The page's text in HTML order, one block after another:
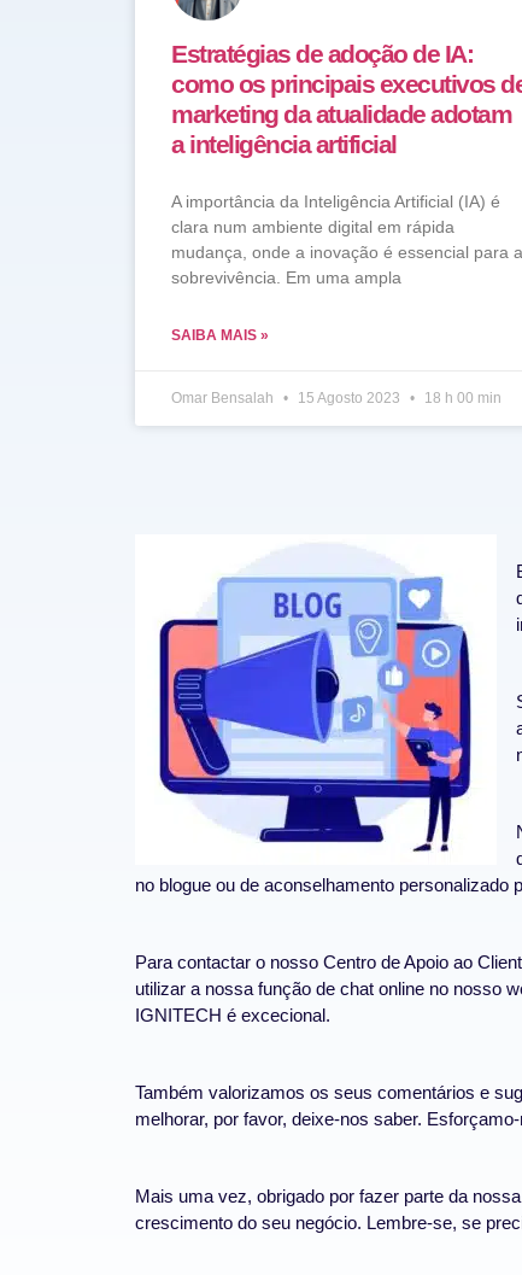
Estratégias de adoção de IA:
como os principais executivos
marketing da atualidade adotam
a inteligência artificial
A importância da Inteligência Artificial (IA) é
clara num ambiente digital em rápida
mudança, onde a inovação é essencial para a
sobrevivência. Em uma ampla
SAIBA MAIS »
Omar Bensalah 15 Agosto 2023 18 h 00 min
no blogue ou de aconselhamento
Para contactar o nosso Centro de Apoio ao
utilizar a nossa função de chat online no nosso
IGNITECH é excecional.
Também valorizamos os seus comentários e
melhorar, por favor, deixe-nos saber.
Mais uma vez, obrigado por fazer parte da
crescimento do seu negócio. Lembre-se, se